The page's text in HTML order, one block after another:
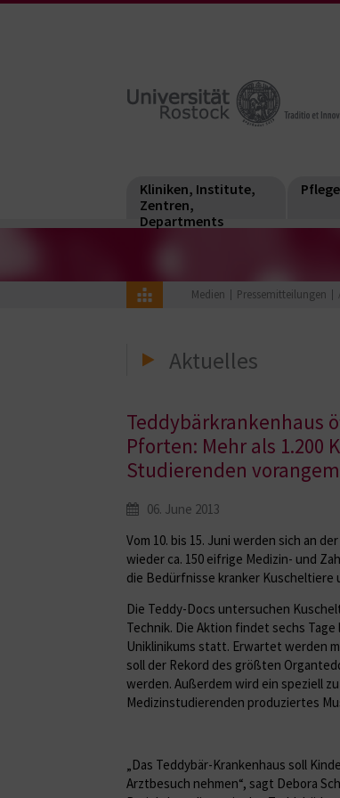
Kliniken, Institute,
Zentren,
Departments
Pflege
Medien Pressemitteilungen
Aktuelles
Teddybärkrankenhaus
Pforten: Mehr als 1.200
Studierenden
06. June 2013
Vom 10. bis 15. Juni werden sich an
wieder ca. 150 eifrige Medizin- und
die Bedürfnisse kranker Kuscheltiere
Die Teddy-Docs untersuchen
Technik. Die Aktion findet sechs Tage
Uniklinikums statt. Erwartet werden
soll der Rekord des größten
werden. Außerdem wird ein speziell
Medizinstudierenden produziertes
„Das Teddybär-Krankenhaus soll
Arztbesuch nehmen“, sagt Debora